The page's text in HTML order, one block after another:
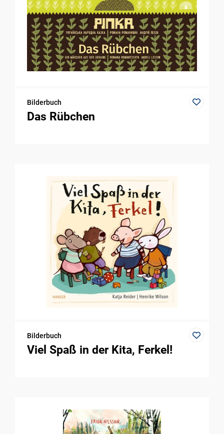
Bilderbuch
Das Rübchen
Bilderbuch
Viel Spaß in der Kita, Ferkel!